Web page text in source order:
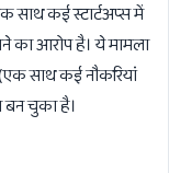
साथ कई स्टार्टअप्स में
का आरोप है। ये मामला
साथ कई नौकरियां
बन चुका है।